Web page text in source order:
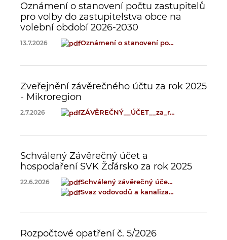
Oznámení o stanovení počtu zastupitelů
pro volby do zastupitelstva obce na
volební období 2026-2030
13.7.2026 Oznámení o stanovení počtu zastupitelů pro volby do zastupitelstva obce na volební období 2026-2030.pdf
Zveřejnění závěrečného účtu za rok 2025
- Mikroregion
2.7.2026 ZÁVĚREČNÝ__ÚČET__za_rok_2025_-_SCHVÁLENÝ.pdf
Schválený Závěrečný účet a
hospodaření SVK Žďársko za rok 2025
22.6.2026
Schválený závěrečný účeet a hospodaření Svazu vodovodu a kanalizaci Žďársko za rok 2025.pdf
Svaz vodovodů a kanalizací Žďársko.pdf
Rozpočtové opatření č. 5/2026